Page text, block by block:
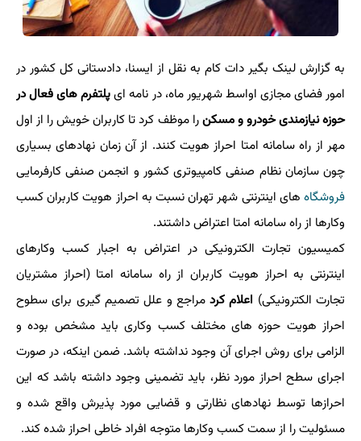
به گزارش لینک بگیر دات کام به نقل از ایسنا، دادستانی کل کشور در
امور فضای مجازی اواسط شهریور ماه، در نامه ایپلتفرم های فعال در
حوزه نیازمندی خودرو و مسکنرا موظف کرد تا کاربران خویش را از اول
مهر از راه سامانه امتا احراز هویت کنند. از آن زمان نهادهای بسیاری
چون سازمان نظام صنفی کامپیوتری کشور و انجمن صنفی کارفرمایی
فروشگاه های اینترنتی شهر تهران نسبت به احراز هویت کاربران کسب
وکارها از راه سامانه امتا اعتراض داشتند.
کمیسیون تجارت الکترونیکی در اعتراض به اجبار کسب وکارهای
اینترنتی به احراز هویت کاربران از راه سامانه امتا (احراز مشتریان
تجارت الکترونیکی) اعلام کردمراجع و علل تصمیم گیری برای سطوح
احراز هویت حوزه های مختلف کسب وکاری باید مشخص بوده و
الزامی برای روش اجرای آن وجود نداشته باشد. ضمن اینکه، در صورت
اجرای سطح احراز مورد نظر، باید تضمینی وجود داشته باشد که این
احرازها توسط نهادهای نظارتی و قضایی مورد پذیرش واقع شده و
مسئولیت را از سمت کسب وکارها متوجه افراد خاطی احراز شده کند.